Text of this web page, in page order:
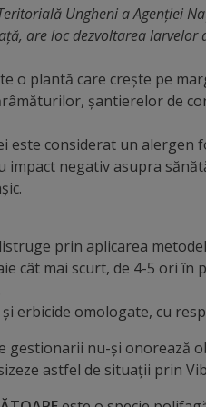
Ungheni a Agenției
are loc dezvoltarea larvelor
o plantă care creşte pe
şantierelor de
este considerat un alergen
impact negativ asupra
prin aplicarea
cât mai scurt, de 4-5 ori
erbicide omologate, cu
gestionarii nu-şi onorează
astfel de situaţii prin